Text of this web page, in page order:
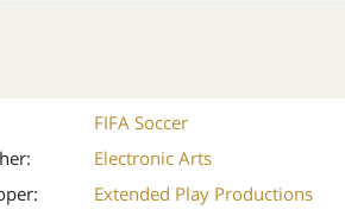
FIFA Soccer
Electronic Arts
Extended Play Productions